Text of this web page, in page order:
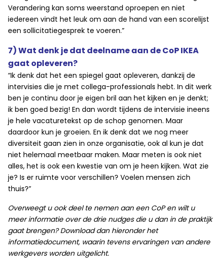
Verandering kan soms weerstand oproepen en niet
iedereen vindt het leuk om aan de hand van een scorelijst
een sollicitatiegesprek te voeren.”
7) Wat denk je dat deelname aan de CoP IKEA
gaat opleveren?
“Ik denk dat het een spiegel gaat opleveren, dankzij de
intervisies die je met collega-professionals hebt. In dit werk
ben je continu door je eigen bril aan het kijken en je denkt;
ik ben goed bezig! En dan wordt tijdens de intervisie ineens
je hele vacaturetekst op de schop genomen. Maar
daardoor kun je groeien. En ik denk dat we nog meer
diversiteit gaan zien in onze organisatie, ook al kun je dat
niet helemaal meetbaar maken. Maar meten is ook niet
alles, het is ook een kwestie van om je heen kijken. Wat zie
je? Is er ruimte voor verschillen? Voelen mensen zich
thuis?”
Overweegt u ook deel te nemen aan een CoP en wilt u
meer informatie over de drie nudges die u dan in de praktijk
gaat brengen? Download dan hieronder het
informatiedocument, waarin tevens ervaringen van andere
werkgevers worden uitgelicht.